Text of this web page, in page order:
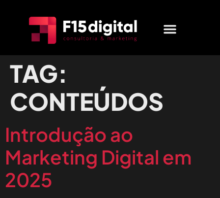
TAG:
CONTEÚDOS
Introdução ao
Marketing Digital em
2025